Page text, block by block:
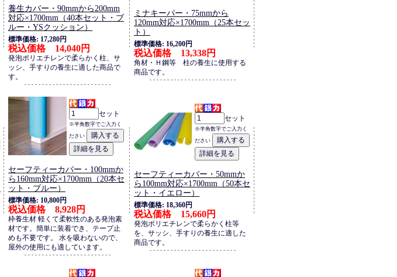
養生カバー・90mmから200mm
対応×1700mm（40本セット・ブ
ルー・YSクッション）
標準価格: 17,280円
税込価格 14,040円
発泡ポリエチレンで柔らかく柱、サ
ッシ、手すりの養生に適した商品で
す。
ミナキーパー・75mmから
120mm対応×1700mm（25本セッ
ト）
標準価格: 16,200円
税込価格 13,338円
角材・Ｈ鋼等 柱の養生に使用する
商品です。
セット
※半角数字でご入力く
ださい
セーフティーカバー・100mmか
ら160mm対応×1700mm（20本セ
ット・ブルー）
標準価格: 10,800円
税込価格 8,928円
枠養生材 軽くて柔軟性のある発泡素
材です。簡単に装着でき、テープ止
めも不要です。 水を吸わないので、
屋外の使用にも適しています。
セット
※半角数字でご入力く
ださい
セーフティーカバー・50mmか
ら100mm対応×1700mm（50本セ
ット・イエロー）
標準価格: 18,360円
税込価格 15,660円
発泡ポリエチレンで柔らかく柱等
を、サッシ、手すりの養生に適した
商品です。